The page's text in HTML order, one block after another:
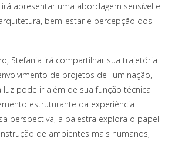
apresentar uma abordagem sensível e
bem-estar e percepção dos
Stefania irá compartilhar sua trajetória
de projetos de iluminação,
pode ir além de sua função técnica
estruturante da experiência
perspectiva, a palestra explora o papel
de ambientes mais humanos,